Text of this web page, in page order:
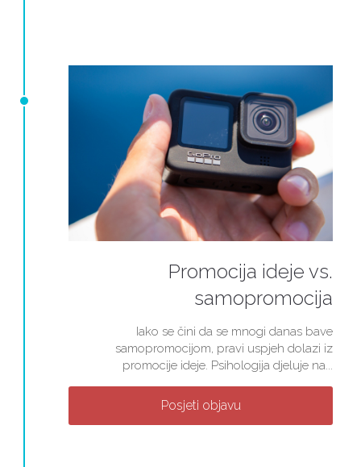
Promocija ideje vs.
samopromocija
Iako se čini da se mnogi danas bave
samopromocijom, pravi uspjeh dolazi iz
promocije ideje. Psihologija djeluje na...
Posjeti objavu